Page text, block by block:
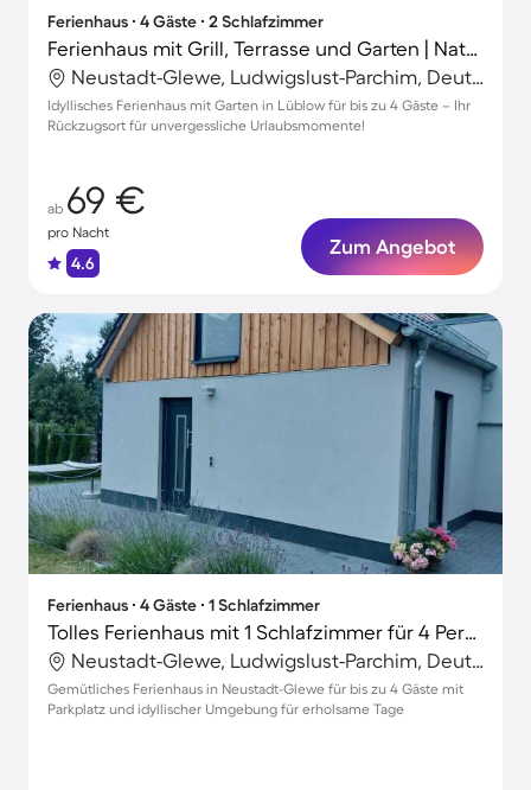
Ferienhaus ∙ 4 Gäste ∙ 2 Schlafzimmer
Ferienhaus mit Grill, Terrasse und Garten | Naturblick
Neustadt-Glewe, Ludwigslust-Parchim, Deutschland
Idyllisches Ferienhaus mit Garten in Lüblow für bis zu 4 Gäste – Ihr
Rückzugsort für unvergessliche Urlaubsmomente!
ab 69 €
pro Nacht
4.6
Zum Angebot
Ferienhaus ∙ 4 Gäste ∙ 1 Schlafzimmer
Tolles Ferienhaus mit 1 Schlafzimmer für 4 Personen
Neustadt-Glewe, Ludwigslust-Parchim, Deutschland
Gemütliches Ferienhaus in Neustadt-Glewe für bis zu 4 Gäste mit
Parkplatz und idyllischer Umgebung für erholsame Tage